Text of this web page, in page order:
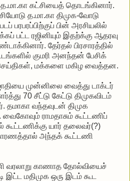
கட்சியைத் தொடங்கினார்.
த.மா.கா திமுக-வோடு
பரபரப்பிற்குப் பின் அரசியலில்
பட்ட ரஜினியும் இதற்க்கு ஆதரவு
தேர்தல் பிரசாரத்தில்
குமரி அனந்தன் பேசிக்
மக்களை மகிழ வைத்தன.
முன்னிலை வைத்து டாக்டர்
70 சீட்டு கேட்டு திமுகவிடம்
தமாகா வந்தவுடன் திமுக
ராமதாசும் கூட்டணிப்
கூட்டணிக்கு யார் தலைவர்(?)
அந்தக் கூட்டணி
வரலாறு காணாத தோல்வியைச்
இட்ட மதிமுக ஒரு இடம் கூட